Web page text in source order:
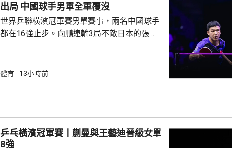
半場初段，維拉曾有一次罰球，但...
出局 中國球手男單全軍覆沒
世界乒聯橫濱冠軍賽男單賽事，兩名中國球手
都在16強止步。向鵬連輸3局不敵日本的張本
球手，全軍覆沒。 法國的艾歷斯勒布倫，先失
晙誠。至於張禹珍就會硬撼頭號種子松島輝
空。
體育 13小時前
乒乓橫濱冠軍賽丨蒯曼與王藝迪晉級女單
8強